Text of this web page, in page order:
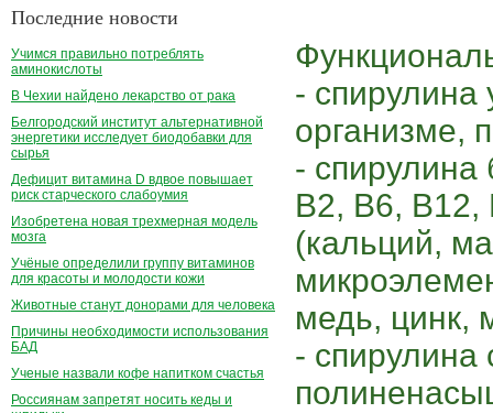
Последние новости
Учимся правильно потреблять
аминокислоты
В Чехии найдено лекарство от рака
Белгородский институт альтернативной
энергетики исследует биодобавки для
сырья
Дефицит витамина D вдвое повышает
риск старческого слабоумия
Изобретена новая трехмерная модель
мозга
Учёные определили группу витаминов
для красоты и молодости кожи
Животные станут донорами для человека
Причины необходимости использования
БАД
Ученые назвали кофе напитком счастья
Россиянам запретят носить кеды и
-
организме,
- спирулина
B2, B6, В12,
(кальций,
медь, цинк,
- спирулина